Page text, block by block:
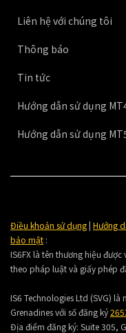
Liên hệ với chúng tôi
Thông báo
Tin tức
Hướng dẫn sử dụng
Hướng dẫn sử dụng
Điều khoản sử dụng| Hướng
bảo mật :
IS6FX là tên thương hiệu
theo pháp luật và giấy phép
IS6 Technologies Ltd (SVG)
Grenadines với số đăng ký
Địa điểm đăng ký: Suite 305,